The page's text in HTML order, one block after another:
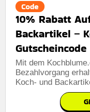
Code
10% Rabatt
Backartikel –
Gutscheincode
Mit dem
Bezahlvorgang
Koch- und